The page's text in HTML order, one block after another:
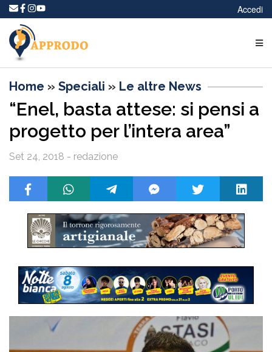
Accedi
Home » Speciali » Le altre News
“Enel, basta attese: si pensi a
progetto per l’intera area”
Set 24, 2018 - redazione